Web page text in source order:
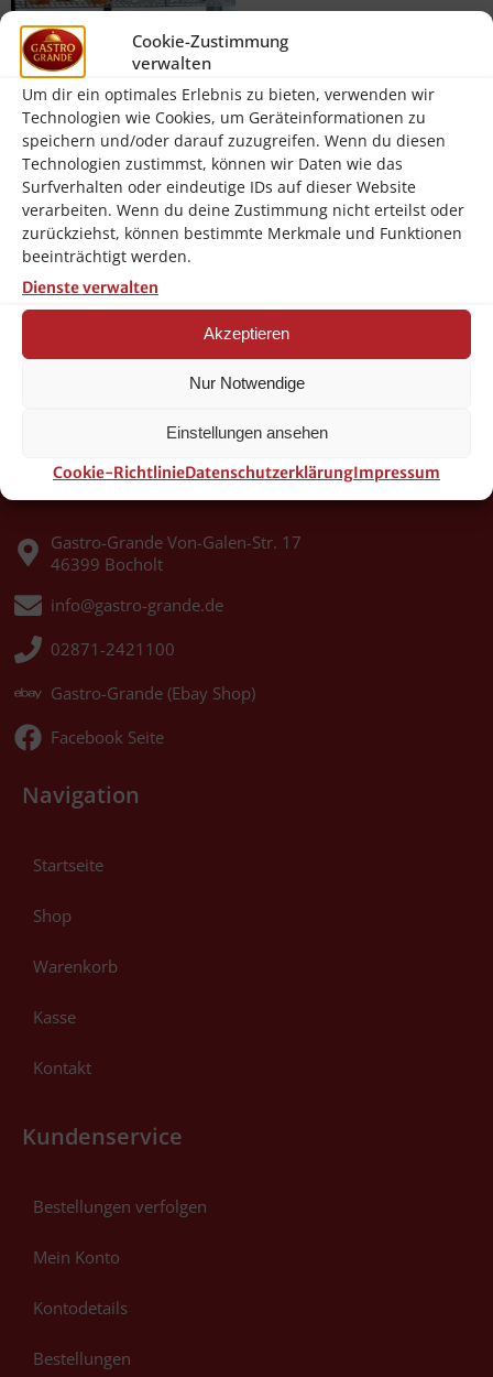
Cookie-Zustimmung
verwalten
Um dir ein optimales Erlebnis zu bieten, verwenden wir
Technologien wie Cookies, um Geräteinformationen zu
speichern und/oder darauf zuzugreifen. Wenn du diesen
Technologien zustimmst, können wir Daten wie das
Surfverhalten oder eindeutige IDs auf dieser Website
verarbeiten. Wenn du deine Zustimmung nicht erteilst oder
zurückziehst, können bestimmte Merkmale und Funktionen
beeinträchtigt werden.
Dienste verwalten
Akzeptieren
Nur Notwendige
Einstellungen ansehen
Cookie-RichtlinieDatenschutzerklärungImpressum
Bartscher Kalte Theke Bartscher
DeliCool IIIL
1.166,20€
inkl. 19 % MwSt.
zzgl.
Über Gastro Grande
Gastro-Grande Von-Galen-Str. 17
46399 Bocholt
info@gastro-grande.de
02871-2421100
Gastro-Grande (Ebay Shop)
Facebook Seite
Navigation
Startseite
Shop
Warenkorb
Kasse
Kontakt
Kundenservice
Bestellungen verfolgen
Mein Konto
Kontodetails
Bestellungen